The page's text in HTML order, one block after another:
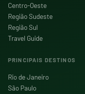
Centro-Oeste
Região Sudeste
Região Sul
Travel Guide
PRINCIPAIS DESTINOS
Rio de Janeiro
São Paulo